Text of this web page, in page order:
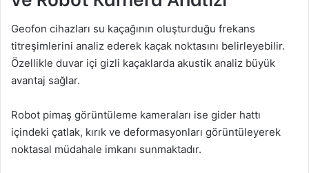
Geofon cihazları su kaçağının oluşturduğu frekans
titreşimlerini analiz ederek kaçak noktasını belirleyebilir.
Özellikle duvar içi gizli kaçaklarda akustik analiz büyük
avantaj sağlar.
Robot pimaş görüntüleme kameraları ise gider hattı
içindeki çatlak, kırık ve deformasyonları görüntüleyerek
noktasal müdahale imkanı sunmaktadır.